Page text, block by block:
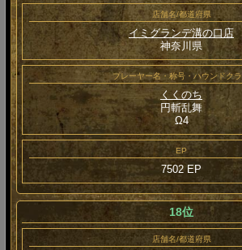
店舗名/都道府県
イミグランデ溝の口店
神奈川県
プレーヤー名・称号・ハウンドクラ
くくのち
円斬乱舞
Ω4
EP
7502 EP
18位
店舗名/都道府県